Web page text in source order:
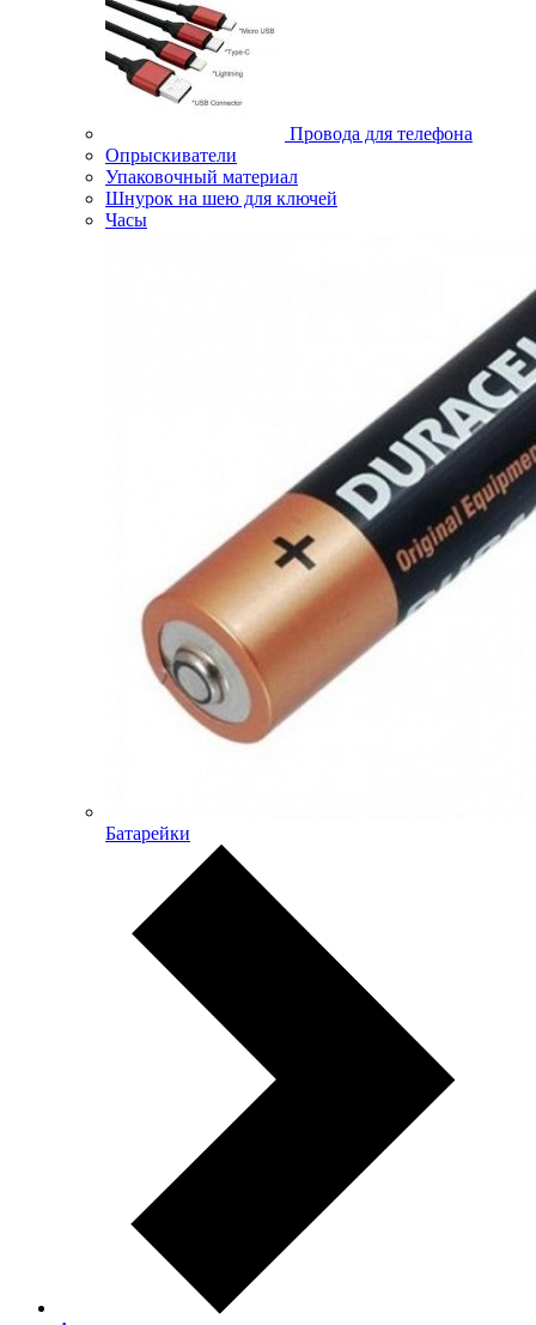
Провода для телефона
Опрыскиватели
Упаковочный материал
Шнурок на шею для ключей
Часы
Батарейки